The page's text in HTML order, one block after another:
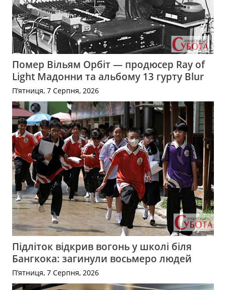
Помер Вільям Орбіт — продюсер Ray of
Light Мадонни та альбому 13 гурту Blur
П’ятниця, 7 Серпня, 2026
Підліток відкрив вогонь у школі біля
Бангкока: загинули восьмеро людей
П’ятниця, 7 Серпня, 2026